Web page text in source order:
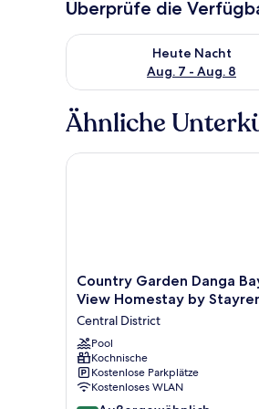
Überprüfe die
Heute Nacht
Aug. 7 - Aug. 8
Überprüfe die Verfügbarkeit
Ähnliche
Country
Garden
Bay
Sea
View
Homestay
by
Country Garden Danga
View Homestay by
Central District
Pool
Kochnische
Kostenlose Parkplätze
Kostenloses WLAN
Country Garden Danga Bay